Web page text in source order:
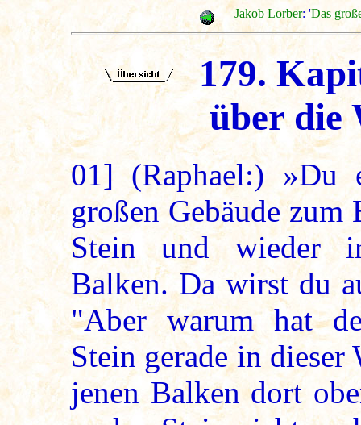
Jakob Lorber: 'Das
179.
über die
01] (Raphael:) »Du
großen Gebäude
Stein und wieder
Balken. Da wirst du
"Aber warum hat
Stein gerade in dieser
jenen Balken dort